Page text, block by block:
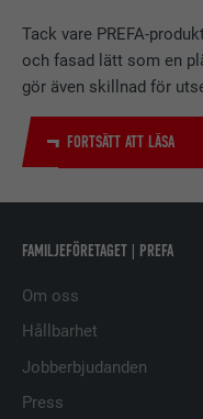
Tack vare PREFA-
och fasad lätt som en
gör även skillnad för
FORTSÄTT ATT LÄSA
FAMILJEFÖRETAGET | PREFA
Om oss
Hållbarhet
Jobberbjudanden
Press
PROCEDUR 2
PROCEDUR
ÄNDAMÅL